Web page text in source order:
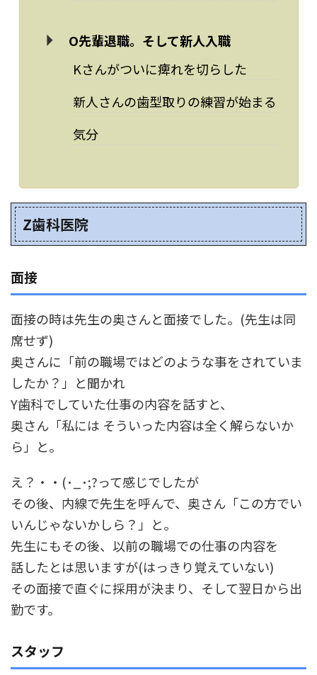
O先輩退職。そして新人入職
Kさんがついに痺れを切らした
新人さんの歯型取りの練習が始まる
気分
Z歯科医院
面接
面接の時は先生の奥さんと面接でした。(先生は同
席せず)
奥さんに「前の職場ではどのような事をされていま
したか？」と聞かれ
Y歯科でしていた仕事の内容を話すと、
奥さん「私には そういった内容は全く解らないか
ら」と。
え？・・(･_･;?って感じでしたが
その後、内線で先生を呼んで、奥さん「この方でい
いんじゃないかしら？」と。
先生にもその後、以前の職場での仕事の内容を
話したとは思いますが(はっきり覚えていない)
その面接で直ぐに採用が決まり、そして翌日から出
勤です。
スタッフ